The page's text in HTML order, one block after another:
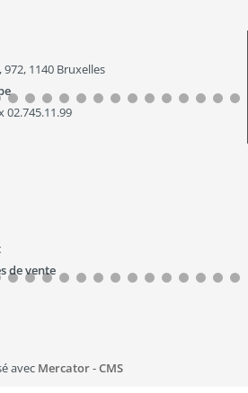
972, 1140 Bruxelles
02.745.11.99
de vente
avec Mercator-CMS